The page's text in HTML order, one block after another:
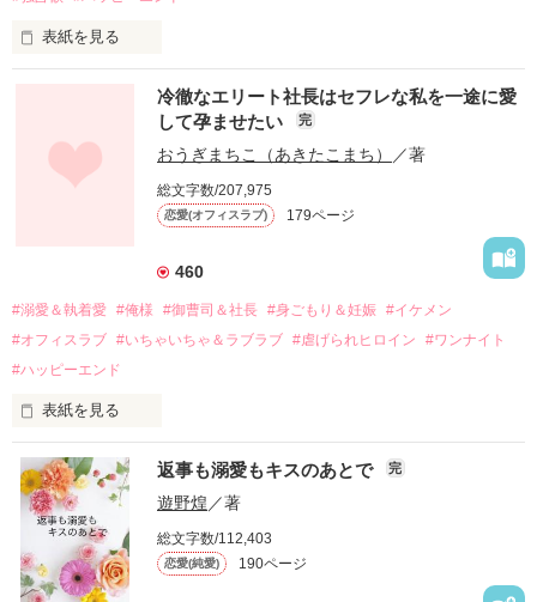
表紙を見る
幼なじみの哲平に淡い恋心を抱いていた美桜。
しかし、ある出来事をきっかけに二人の関係は壊れてしまう。
関係修復もできないまま、美桜は両親の離婚によって
引っ越すことになり、哲平とも離れ離れになった。
それから約十二年後。
過去の傷から、二度と会いたくないと思っていた哲平に
運命のような再会を果たす。
酔った勢いで一夜を共にしてしまった。
さらに、美桜が初めてだと知った哲平は
『責任をとる、結婚しよう』と真っ直ぐに告げてきた。
戸惑う美桜とは裏腹に、好きという気持ちを隠すことなく
甘やかしてくる。
そんなある日、哲平は美桜がストーカー被害に
遭っていることを知る。
美桜を守るため、哲平は同居を提案してきて――。
冷徹なエリート社長はセフレな私を一途に愛
して孕ませたい
完
おうぎまちこ（あきたこまち） ／著
総文字数/207,975
恋愛(オフィスラブ) 179ページ
460
#溺愛＆執着愛 #俺様 #御曹司＆社長 #身ごもり＆妊娠 #イケメン
#オフィスラブ #いちゃいちゃ＆ラブラブ #虐げられヒロイン
#ワンナイト
#ハッピーエンド
表紙を見る
おかしな噂を流されて前の職場でうまくいかなかった梅田美
桜は、海外で傷心旅行をしていたところ、日本人美青年と出会
い、酒の勢いもあり一夜限りの関係となる。
帰国後、美桜は新しい職場でワンナイトした美青年と再会。
なんと彼の正体は、とある財閥御曹司にも関わらず、一族を離
れて起業した新進気鋭の実業家、社内でも冷徹だと評判な社長
――御影恭司その人だったのだ――！
返事も溺愛もキスのあとで 完
遊野煌 ／著
総文字数/112,403
恋愛(純愛) 190ページ